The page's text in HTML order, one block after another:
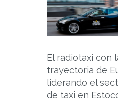
El radiotaxi con
trayectoria de
liderando el
de taxi en